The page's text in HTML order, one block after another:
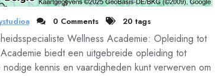
0 Comments 20 tags
Wellness Academie: Opleiding tot
biedt een uitgebreide opleiding tot
kennis en vaardigheden kunt verwerven om